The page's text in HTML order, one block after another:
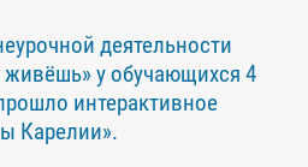
деятельности
у обучающихся 4
интерактивное
Карелии».